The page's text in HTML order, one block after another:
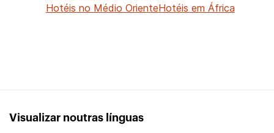
Hotéis no Médio OrienteHotéis em África
Visualizar noutras línguas